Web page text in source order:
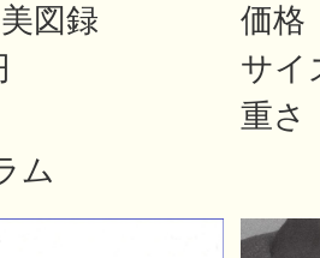
図録
ム
価格
サイ
重さ